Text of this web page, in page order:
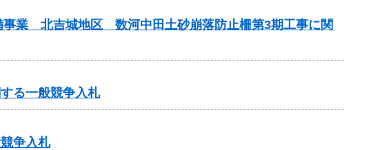
事業 北吉城地区 数河中田土砂崩落防止柵第3期工事に関
る一般競争入札
争入札